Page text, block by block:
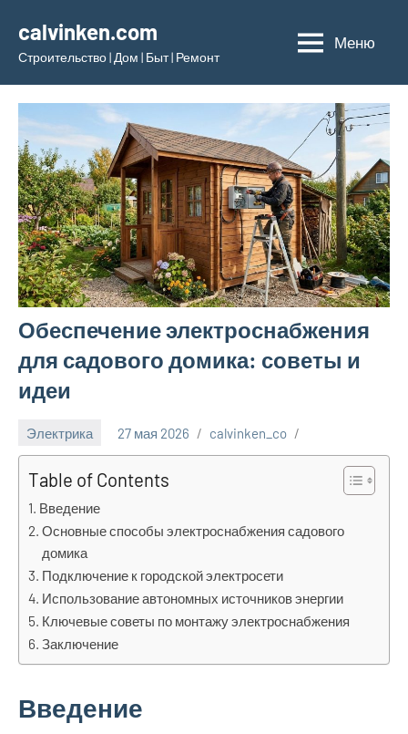
содержимому
calvinken.com
Строительство | Дом | Быт | Ремонт
Меню
Обеспечение электроснабжения
для садового домика: советы и
идеи
Электрика 27 мая 2026 calvinken_co
Table of Contents
Введение
Основные способы электроснабжения садового
домика
Подключение к городской электросети
Использование автономных источников энергии
Ключевые советы по монтажу электроснабжения
Заключение
Введение